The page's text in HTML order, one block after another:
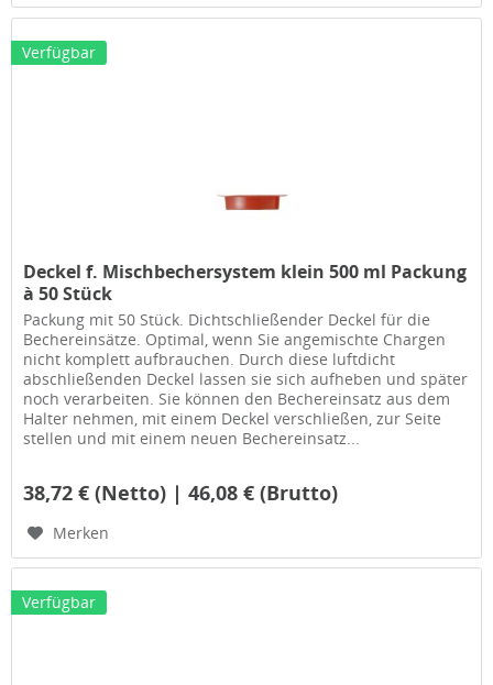
Verfügbar
Deckel f. Mischbechersystem klein 500 ml Packung
à 50 Stück
Packung mit 50 Stück. Dichtschließender Deckel für die
Bechereinsätze. Optimal, wenn Sie angemischte Chargen
nicht komplett aufbrauchen. Durch diese luftdicht
abschließenden Deckel lassen sie sich aufheben und später
noch verarbeiten. Sie können den Bechereinsatz aus dem
Halter nehmen, mit einem Deckel verschließen, zur Seite
stellen und mit einem neuen Bechereinsatz...
38,72 € (Netto) | 46,08 € (Brutto)
Merken
Verfügbar